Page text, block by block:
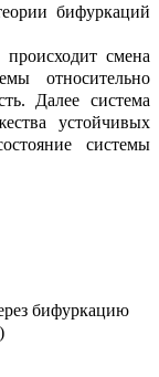
бифуркаций
смена
относительно
Далее система
устойчивых
системы
бифуркацию